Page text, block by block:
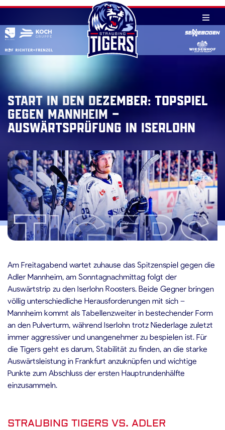
Skip
content
Start in den Dezember: Topspiel
gegen Mannheim –
Auswärtsprüfung in Iserlohn
Am Freitagabend wartet zuhause das Spitzenspiel gegen die
Adler Mannheim, am Sonntagnachmittag folgt der
Auswärtstrip zu den Iserlohn Roosters. Beide Gegner bringen
völlig unterschiedliche Herausforderungen mit sich –
Mannheim kommt als Tabellenzweiter in bestechender Form
an den Pulverturm, während Iserlohn trotz Niederlage zuletzt
immer aggressiver und unangenehmer zu bespielen ist. Für
die Tigers geht es darum, Stabilität zu finden, an die starke
Auswärtsleistung in Frankfurt anzuknüpfen und wichtige
Punkte zum Abschluss der ersten Hauptrundenhälfte
einzusammeln.
STRAUBING TIGERS VS. ADLER